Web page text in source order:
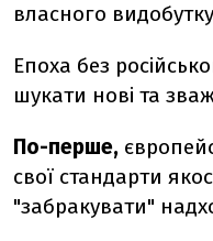
власного
Епоха без
шукати нові та
По-перше,
свої стандарти
"забракувати"